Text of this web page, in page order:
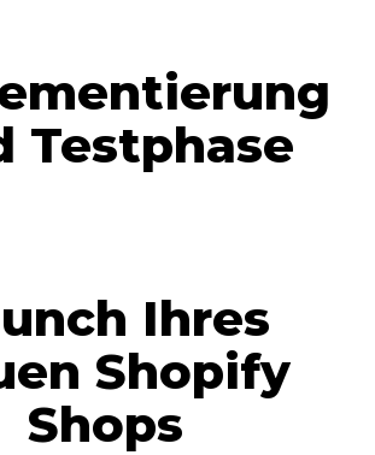
Testphase
Ihres
Shopify
Shops